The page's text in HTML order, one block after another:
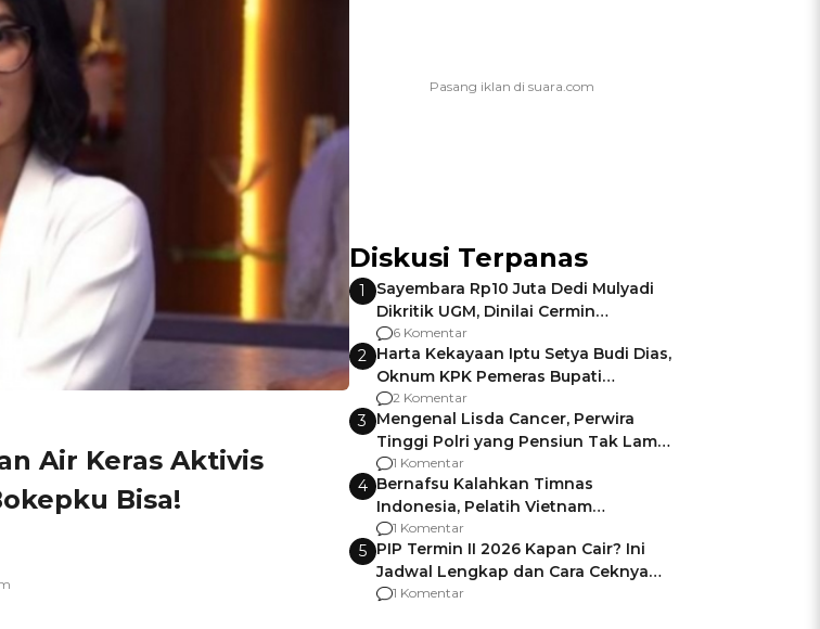
Air Keras Aktivis
Bisa!
Diskusi Terpanas
1
Sayembara Rp10 Juta Dedi Mulyadi
Dikritik UGM, Dinilai Cermin
Gagalnya Negara Jamin Keamanan
6 Komentar
2 Harta Kekayaan Iptu Setya Budi Dias,
Oknum KPK Pemeras Bupati
Pemalang
2 Komentar
3 Mengenal Lisda Cancer, Perwira
Tinggi Polri yang Pensiun Tak Lama
Usai Jadi Brigjen
1 Komentar
4 Bernafsu Kalahkan Timnas
Indonesia, Pelatih Vietnam
Berencana Pakai Jimat di Pakansari
1 Komentar
5 PIP Termin II 2026 Kapan Cair? Ini
Jadwal Lengkap dan Cara Ceknya
agar Dana Tidak Hangus!
1 Komentar